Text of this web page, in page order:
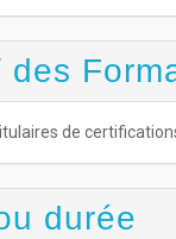
des
de
durée